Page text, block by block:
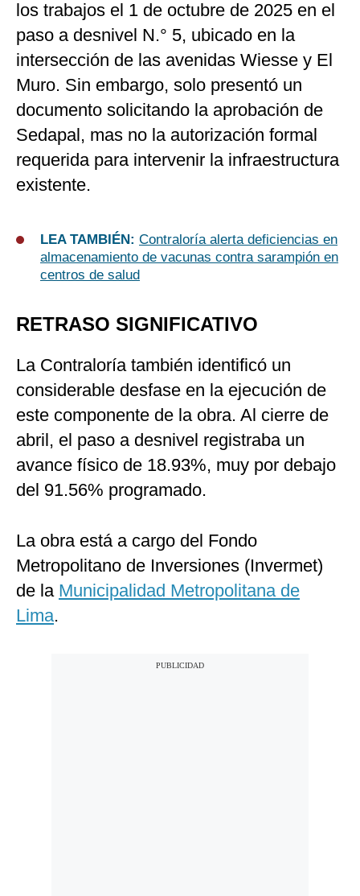
los trabajos el 1 de octubre de 2025 en el
paso a desnivel N.° 5, ubicado en la
intersección de las avenidas Wiesse y El
Muro. Sin embargo, solo presentó un
documento solicitando la aprobación de
Sedapal, mas no la autorización formal
requerida para intervenir la infraestructura
existente.
LEA TAMBIÉN: Contraloría alerta deficiencias en
almacenamiento de vacunas contra sarampión en
centros de salud
RETRASO SIGNIFICATIVO
La Contraloría también identificó un
considerable desfase en la ejecución de
este componente de la obra. Al cierre de
abril, el paso a desnivel registraba un
avance físico de 18.93%, muy por debajo
del 91.56% programado.
La obra está a cargo del Fondo
Metropolitano de Inversiones (Invermet)
de la Municipalidad Metropolitana de
Lima.